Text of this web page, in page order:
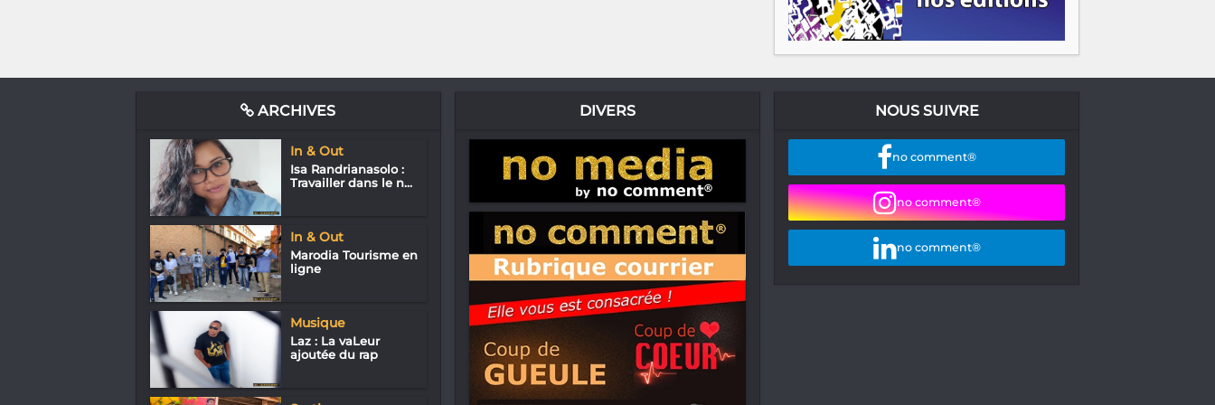
ARCHIVES
In & Out
Isa Randrianasolo :
Travailler dans le n...
In & Out
Marodia Tourisme en
ligne
Musique
Laz : La vaLeur
ajoutée du rap
DIVERS NOUS SUIVRE
no comment®
no comment®
no comment®